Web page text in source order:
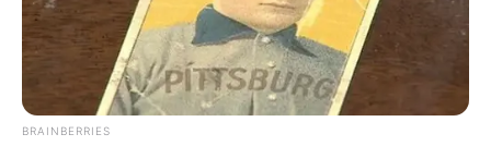
Tenemos todas las noticias que le
interesan. Para estar bien informado, por
favor, active las notificaciones de Alerta.
BRAINBERRIES